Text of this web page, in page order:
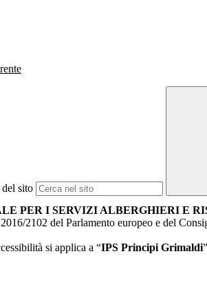
sito
PER I SERVIZI ALBERGHIERI E
2102 del Parlamento europeo e del
si applica a “IPS Principi Grimaldi